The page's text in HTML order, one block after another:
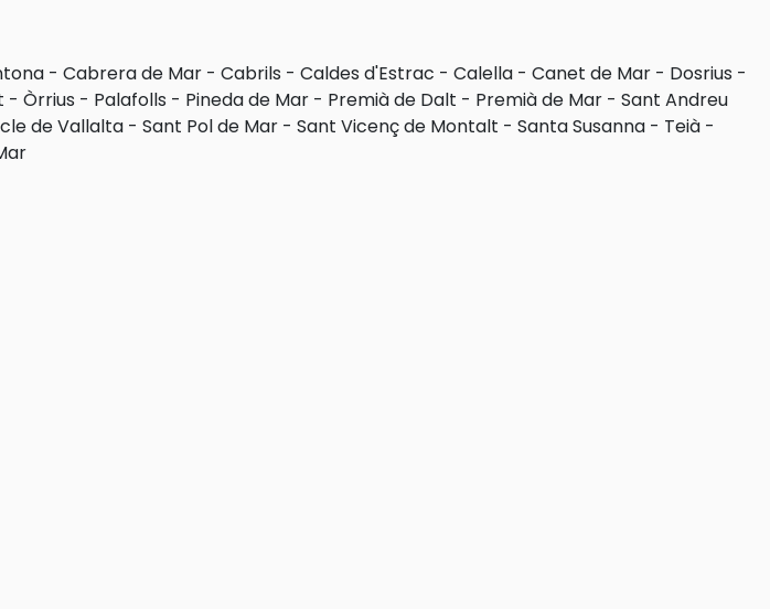
- Cabrera de Mar - Cabrils - Caldes d'Estrac - Calella - Canet de Mar - Dosrius -
- Òrrius - Palafolls - Pineda de Mar - Premià de Dalt - Premià de Mar - Sant Andreu
de Vallalta - Sant Pol de Mar - Sant Vicenç de Montalt - Santa Susanna - Teià -